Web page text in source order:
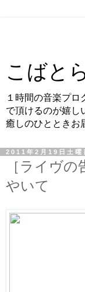
こばと
１時間の音楽プ
で頂けるのが嬉し
癒しのひとときお
2011年2月19日土曜
［ライヴ
やいて